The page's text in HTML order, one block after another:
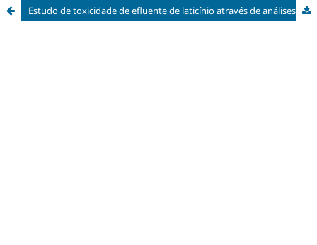
Estudo de toxicidade de efluente de laticínio através de análises citogenéticas de raízes de Allium cepa.